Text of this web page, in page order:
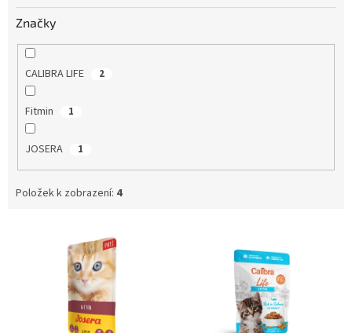
Značky
CALIBRA LIFE 2
Fitmin 1
JOSERA 1
Položek k zobrazení: 4